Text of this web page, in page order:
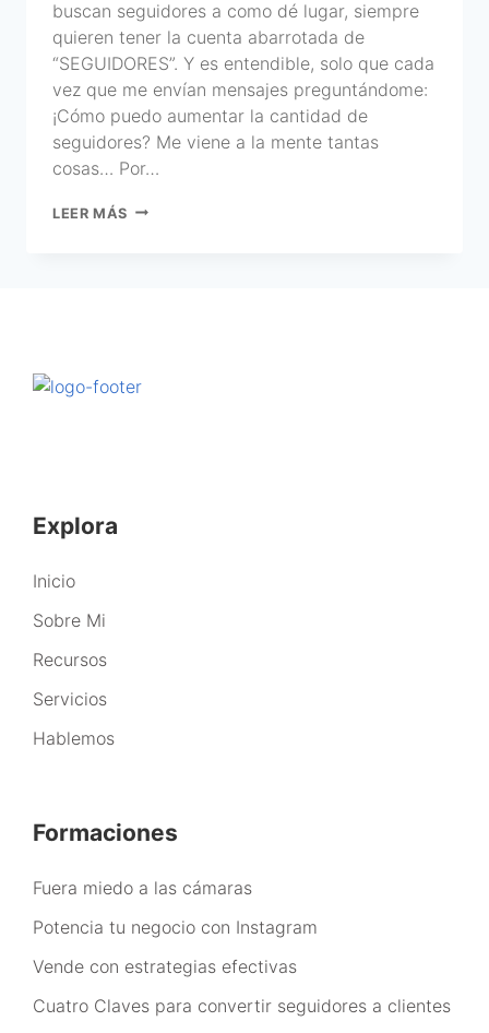
buscan seguidores a como dé lugar, siempre
quieren tener la cuenta abarrotada de
“SEGUIDORES”. Y es entendible, solo que cada
vez que me envían mensajes preguntándome:
¡Cómo puedo aumentar la cantidad de
seguidores? Me viene a la mente tantas
cosas… Por…
LEER MÁS
Explora
Inicio
Sobre Mi
Recursos
Servicios
Hablemos
Formaciones
Fuera miedo a las cámaras
Potencia tu negocio con Instagram
Vende con estrategias efectivas
Cuatro Claves para convertir seguidores a clientes